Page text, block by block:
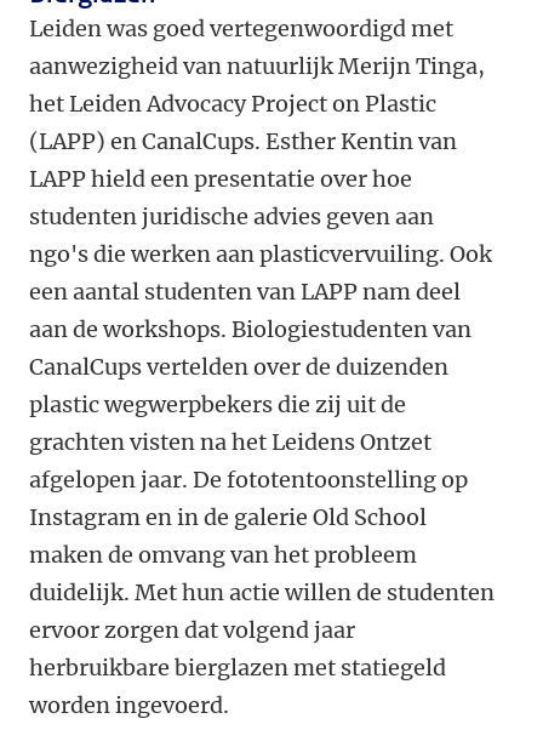
Leiden was goed vertegenwoordigd met
aanwezigheid van natuurlijk Merijn Tinga,
het Leiden Advocacy Project on Plastic
(LAPP) en CanalCups. Esther Kentin van
LAPP hield een presentatie over hoe
studenten juridische advies geven aan
ngo's die werken aan plasticvervuiling. Ook
een aantal studenten van LAPP nam deel
aan de workshops. Biologiestudenten van
CanalCups vertelden over de duizenden
plastic wegwerpbekers die zij uit de
grachten visten na het Leidens Ontzet
afgelopen jaar. De fototentoonstelling op
Instagram en in de galerie Old School
maken de omvang van het probleem
duidelijk. Met hun actie willen de studenten
ervoor zorgen dat volgend jaar
herbruikbare bierglazen met statiegeld
worden ingevoerd.